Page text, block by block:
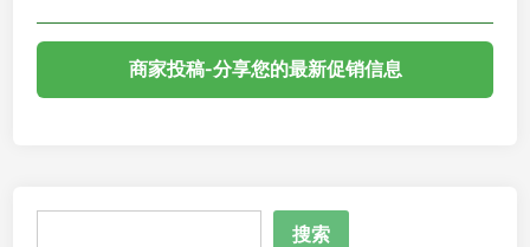
商家投稿-分享您的最新促销信息
搜索